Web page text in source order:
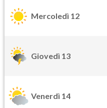
Mercoledì 12
Giovedì 13
Venerdì 14